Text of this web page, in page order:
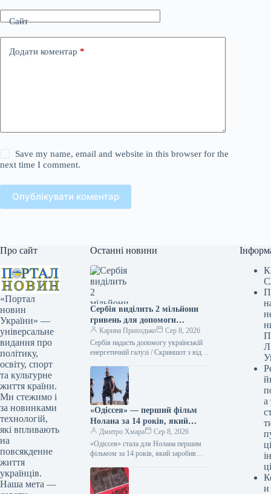
Сайт
Додати коментар *
Save my name, email and website in this browser for the
next time I comment.
Опублікувати коментар
Про сайт
«Портал
новин
України» —
універсальне
видання про
політику,
освіту, спорт
та культурне
життя країни.
Ми стежимо і
за новинками
технологій,
які впливають
на
повсякденне
життя
українців.
Наша мета —
Останні новини
Сербія виділить 2 мільйони
гривень для допомоги
українській енергетичній
галузі, – Зеленський
Карина Приходько
Сер 8, 2026
Сербія надасть допомогу українській
енергетичній галузі / Скриншот з відео
українській енергетиці, виділивши для
цього два…
«Одіссея» — перший фільм
Нолана за 14 років, який
подолав позначку у 1 мільярд
доларів.
Дмитро Хмара
Сер 8, 2026
«Одіссея» стала для Нолана першим
фільмом за 14 років, який заробив
Укрінформ Стрічка Крістофера
Нолана…
Л
а
ці
и